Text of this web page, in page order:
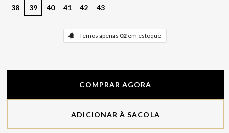
38 39 40 41 42 43
Temos apenas 02em estoque
COMPRAR AGORA
ADICIONAR À SACOLA